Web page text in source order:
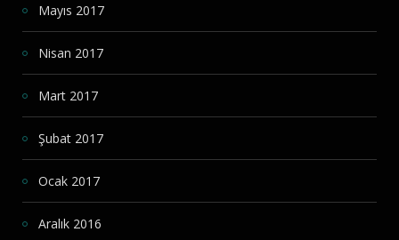
Mayıs 2017
Nisan 2017
Mart 2017
Şubat 2017
Ocak 2017
Aralık 2016